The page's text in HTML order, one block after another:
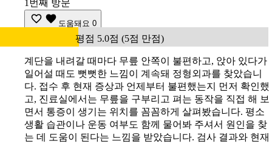
1번째 방문
도움돼요 0
평점 5.0점 (5점 만점)
계단을 내려갈 때마다 무릎 안쪽이 불편하고, 앉아 있다가
일어설 때도 뻣뻣한 느낌이 계속돼 정형외과를 찾았습니
다. 접수 후 현재 증상과 언제부터 불편했는지 먼저 확인했
고, 진료실에서는 무릎을 구부리고 펴는 동작을 직접 해 보
면서 통증이 생기는 위치를 꼼꼼하게 살펴봤습니다. 평소
생활 습관이나 운동 여부도 함께 물어봐 주셔서 원인을 찾
는 데 도움이 된다는 느낌을 받았습니다. 검사 결과와 현재